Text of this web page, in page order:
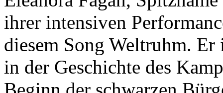
ihrer intensiven
diesem Song Weltruhm.
in der Geschichte des